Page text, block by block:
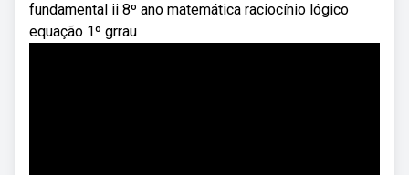
fundamental ii 8º ano matemática raciocínio lógico
equação 1º grrau